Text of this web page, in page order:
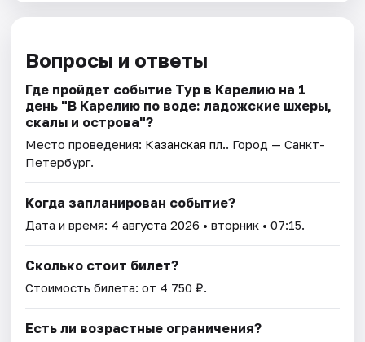
Вопросы и ответы
Где пройдет событие Тур в Карелию на 1
день "В Карелию по воде: ладожские шхеры,
скалы и острова"?
Место проведения: Казанская пл.. Город — Санкт-
Петербург.
Когда запланирован событие?
Дата и время: 4 августа 2026 • вторник • 07:15.
Сколько стоит билет?
Стоимость билета: от 4 750 ₽.
Есть ли возрастные ограничения?